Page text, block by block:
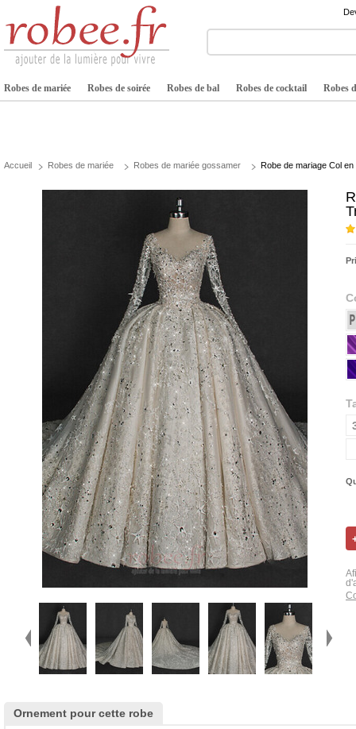
Robes de mariée Robes de soirée Robes de bal Robes de cocktail Robes
Accueil Robes de mariée Robes de mariée gossamer Robe de mariage Col
Ornement pour cette robe